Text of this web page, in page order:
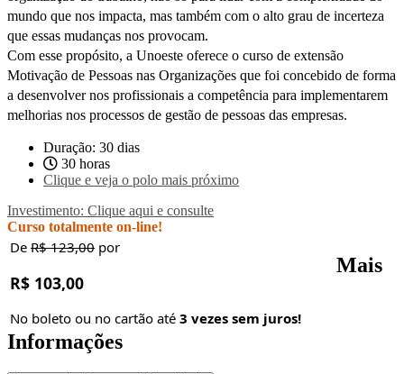
mundo que nos impacta, mas também com o alto grau de incerteza
que essas mudanças nos provocam.
Com esse propósito, a Unoeste oferece o curso de extensão
Motivação de Pessoas nas Organizações que foi concebido de forma
a desenvolver nos profissionais a competência para implementarem
melhorias nos processos de gestão de pessoas das empresas.
Duração: 30 dias
30 horas
Clique e veja o polo mais próximo
Investimento: Clique aqui e consulte
Curso totalmente on-line!
De R$ 123,00 por
R$ 103,00
No boleto ou no cartão até 3 vezes sem juros!
Mais
Informações